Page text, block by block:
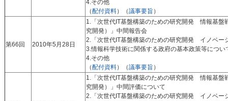
4.その他
（配付資料）（議事要旨 ）
第66回 2010年5月28日
1.「次世代IT基盤構築のための研究開発 情報基盤
究開発）」中間報告会
2.「次世代IT基盤構築のための研究開発 イノベー
3.情報科学技術に関係する政府の基本政策等につい
4.その他
（配付資料）（議事要旨 ）
1.「次世代IT基盤構築のための研究開発 情報基盤
究開発）」中間評価について
2.「次世代IT基盤構築のための研究開発 イノベー